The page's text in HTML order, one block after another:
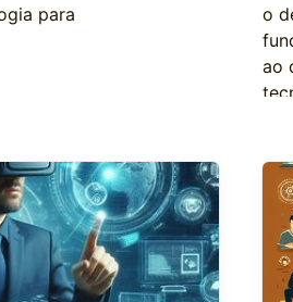
para
o
ao